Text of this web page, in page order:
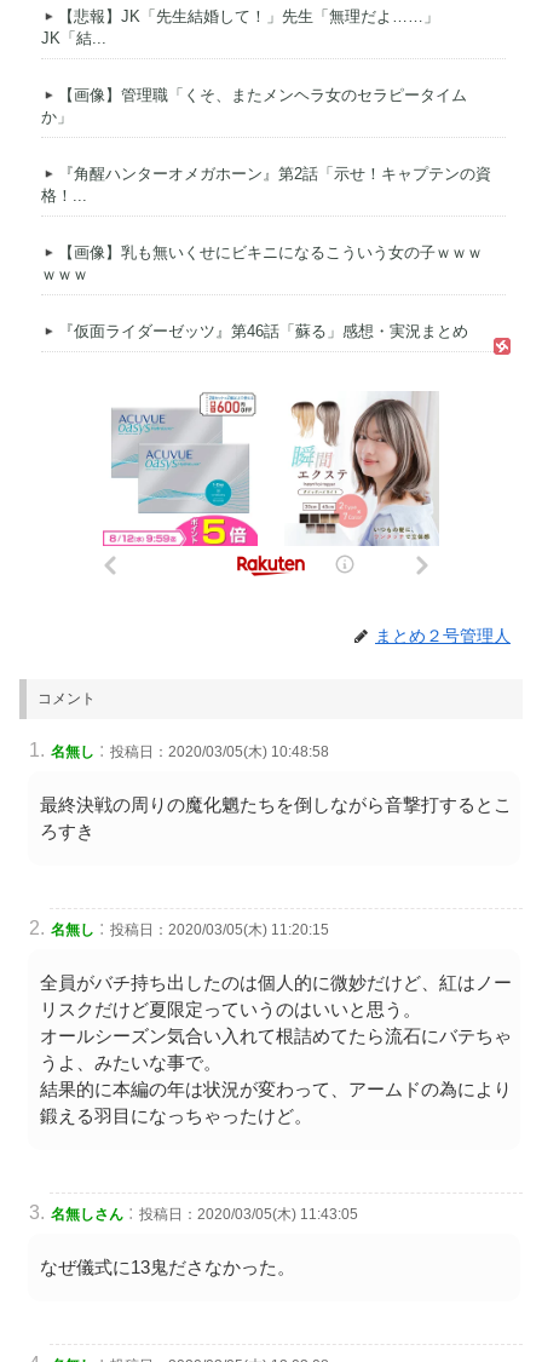
【悲報】JK「先生結婚して！」先生「無理だよ……」
JK「結...
【画像】管理職「くそ、またメンヘラ女のセラピータイム
か」
『角醒ハンターオメガホーン』第2話「示せ！キャプテンの資
格！...
【画像】乳も無いくせにビキニになるこういう女の子ｗｗｗ
ｗｗｗ
『仮面ライダーゼッツ』第46話「蘇る」感想・実況まとめ
まとめ２号管理人
コメント
名無し : 投稿日：2020/03/05(木) 10:48:58
最終決戦の周りの魔化魍たちを倒しながら音撃打するとこ
ろすき
名無し : 投稿日：2020/03/05(木) 11:20:15
全員がバチ持ち出したのは個人的に微妙だけど、紅はノー
リスクだけど夏限定っていうのはいいと思う。
オールシーズン気合い入れて根詰めてたら流石にバテちゃ
うよ、みたいな事で。
結果的に本編の年は状況が変わって、アームドの為により
鍛える羽目になっちゃったけど。
名無しさん : 投稿日：2020/03/05(木) 11:43:05
なぜ儀式に13鬼ださなかった。